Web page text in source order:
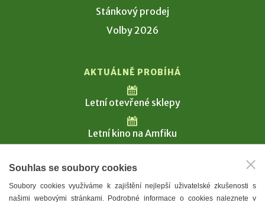
Stánkový prodej
Volby 2026
AKTUÁLNĚ PROBÍHÁ
Letní otevřené sklepy
Letní kino na Amfiku
Vinařství Prchal | Letní degustace VOC Hustop...
celý kalendář akcí
Souhlas se soubory cookies
Soubory cookies využíváme k zajištění nejlepší uživatelské zkušenosti s
našimi webovými stránkami. Podrobné informace o cookies naleznete v